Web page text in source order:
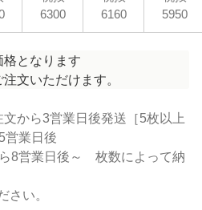
6300
6160
5950
となります
文いただけます。
文から3営業日後発送［5枚以上
営業日後
ら8営業日後～ 枚数によって納
さい。